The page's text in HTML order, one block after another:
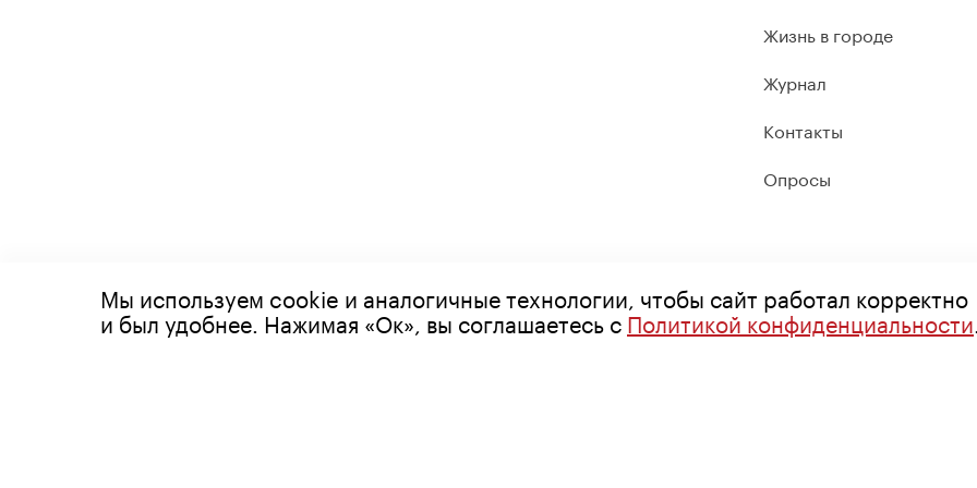
Жизнь в городе
Журнал
Контакты
Опросы
© 2026 Все права защищены
Мы используем cookie и аналогичные технологии, чтобы сайт работал корректно
и был удобнее. Нажимая «Ок», вы соглашаетесь сПолитикой конфиденциальности